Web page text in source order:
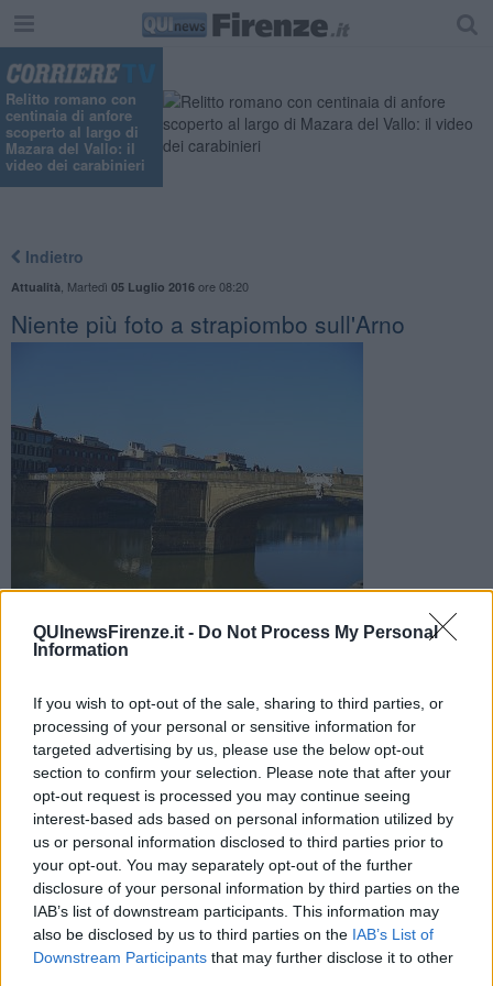
QUInewsFirenze.it - Do Not Process My Personal
Information
If you wish to opt-out of the sale, sharing to third parties, or
processing of your personal or sensitive information for
targeted advertising by us, please use the below opt-out
section to confirm your selection. Please note that after your
opt-out request is processed you may continue seeing
interest-based ads based on personal information utilized by
us or personal information disclosed to third parties prior to
your opt-out. You may separately opt-out of the further
disclosure of your personal information by third parties on the
IAB’s list of downstream participants. This information may
also be disclosed by us to third parties on the IAB’s List of
Downstream Participants that may further disclose it to other
Relitto romano con
centinaia di anfore
scoperto al largo di
Mazara del Vallo: il
video dei carabinieri
Indietro
Attualità Martedì 05 Luglio 2016ore 08:20
Niente più foto a strapiombo sull'Arno
Partono i provvedimenti per impedire l'accesso alle pigne del
ponte Santa Trinita, meta di tanti turisti in cerca di scatti
FIRENZE —Troppo pericoloso lasciare liberol'accessoalle pigne
del ponte Santa Trinita, da molti scambiate per suggestive terrazze
a strapiombo sull'Arno ma di fatto pericolosi balconi da cui è
estremamente facile cadere nel fiume.
Ora il Comune ha deciso di installare unaprotezionecon tanto di
divieto di oltrepassare il parapetto. I lavori, progettati dagli uffici
delle Belle Arti in accordo con la Soprintendenza ai Beni